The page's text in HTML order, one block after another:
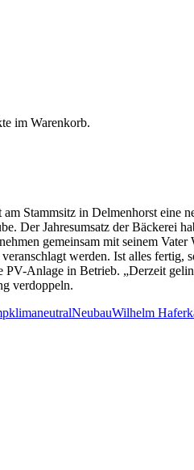
im Warenkorb.
Stammsitz in Delmenhorst
Der Jahresumsatz der Bäckerei
gemeinsam mit seinem
werden. Ist alles
Anlage in Betrieb. „Derzeit
verdoppeln.
klimaneutralNeubauWilhelm